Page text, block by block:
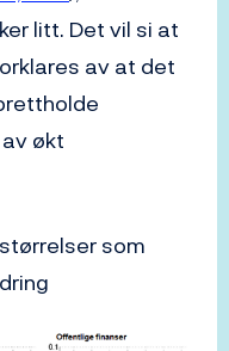
litt. Det vil si at
av at det
økt
som